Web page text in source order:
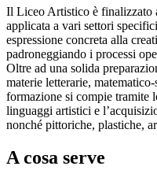
Il Liceo Artistico è finalizzato
applicata a vari settori
espressione concreta alla
padroneggiando i processi
Oltre ad una solida
materie letterarie,
formazione si compie tramite
linguaggi artistici e
nonché pittoriche, plastiche,
A cosa serve